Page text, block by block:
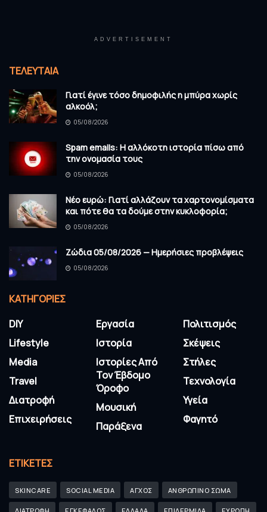
ADVERTISEMENT
ΤΕΛΕΥΤΑΊΑ
Γιατί έγινε τόσο δημοφιλής η μπύρα χωρίς
αλκοόλ;
05/08/2026
Spam emails: Η αλλόκοτη ιστορία πίσω από
την ονομασία τους
05/08/2026
Νέο ευρώ: Γιατί αλλάζουν τα χαρτονομίσματα
και πότε θα τα δούμε στην κυκλοφορία;
05/08/2026
Ζώδια 05/08/2026 — Ημερήσιες προβλέψεις
05/08/2026
KΑΤΗΓΟΡΊΕΣ
DIY
Lifestyle
Media
Travel
Διατροφή
Επιχειρήσεις
Εργασία
Ιστορία
Ιστορίες Από
Τον Έβδομο
Όροφο
Μουσική
Παράξενα
Πολιτισμός
Σκέψεις
Στήλες
Τεχνολογία
Υγεία
Φαγητό
ΕΤΙΚΈΤΕΣ
SKINCARE SOCIAL MEDIA ΑΓΧΟΣ ΑΝΘΡΩΠΙΝΟ ΣΩΜΑ